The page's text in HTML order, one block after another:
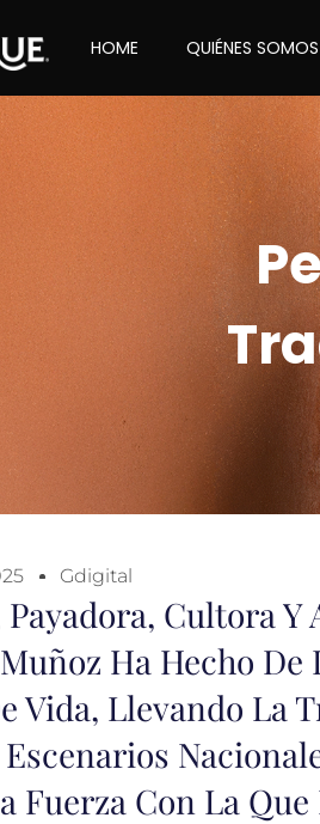
HOME QUIÉNES SOMOS
Gdigital
Cultora Y
Ha Hecho De
Vida, Llevando La
Fuerza Con La